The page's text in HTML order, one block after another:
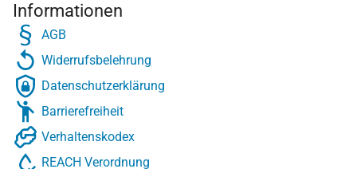
Informationen
AGB
Widerrufsbelehrung
Datenschutzerklärung
Barrierefreiheit
Verhaltenskodex
REACH Verordnung